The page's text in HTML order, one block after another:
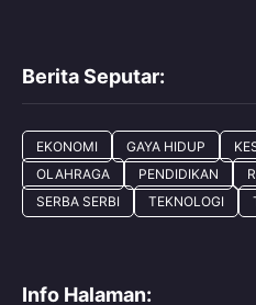
Berita Seputar:
EKONOMI GAYA HIDUP
OLAHRAGA
PENDIDIKAN
SERBA SERBI
TEKNOLOGI
Info Halaman: